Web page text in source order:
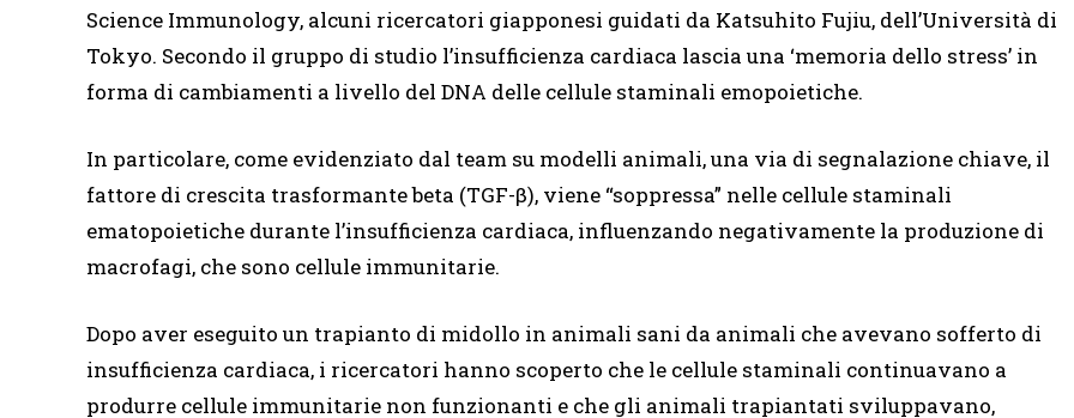
Science Immunology, alcuni ricercatori giapponesi guidati da Katsuhito Fujiu, dell’Università di
Tokyo. Secondo il gruppo di studio l’insufficienza cardiaca lascia una ‘memoria dello stress’ in
forma di cambiamenti a livello del DNA delle cellule staminali emopoietiche.
In particolare, come evidenziato dal team su modelli animali, una via di segnalazione chiave, il
fattore di crescita trasformante beta (TGF-β), viene “soppressa” nelle cellule staminali
ematopoietiche durante l’insufficienza cardiaca, influenzando negativamente la produzione di
macrofagi, che sono cellule immunitarie.
Dopo aver eseguito un trapianto di midollo in animali sani da animali che avevano sofferto di
insufficienza cardiaca, i ricercatori hanno scoperto che le cellule staminali continuavano a
produrre cellule immunitarie non funzionanti e che gli animali trapiantati sviluppavano,